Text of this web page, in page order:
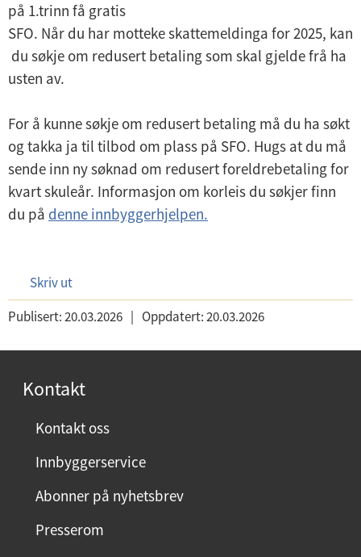
på 1.trinn få gratis
SFO. Når du har motteke skattemeldinga for 2025, kan
du søkje om redusert betaling som skal gjelde frå ha
usten av.
For å kunne søkje om redusert betaling må du ha søkt
og takka ja til tilbod om plass på SFO. Hugs at du må
sende inn ny søknad om redusert foreldrebetaling for
kvart skuleår. Informasjon om korleis du søkjer finn
du på denne innbyggerhjelpen.
Skriv ut
Publisert:20.03.2026 | Oppdatert:20.03.2026
Kontakt
Kontakt oss
Innbyggerservice
Abonner på nyhetsbrev
Presserom